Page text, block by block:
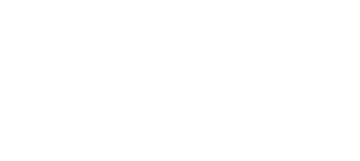
品に未対応品が